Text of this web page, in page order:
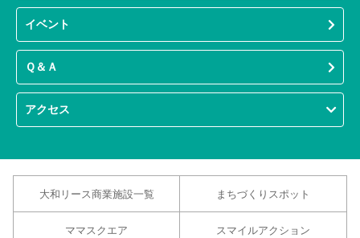
イベント
Ｑ＆Ａ
アクセス
大和リース商業施設一覧 まちづくりスポット
ママスクエア スマイルアクション